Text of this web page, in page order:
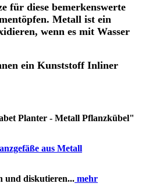
für diese bemerkenswerte
Metall ist ein
wenn es mit Wasser
ein Kunststoff Inliner
Planter - Metall Pflanzkübel"
aus Metall
und diskutieren... mehr